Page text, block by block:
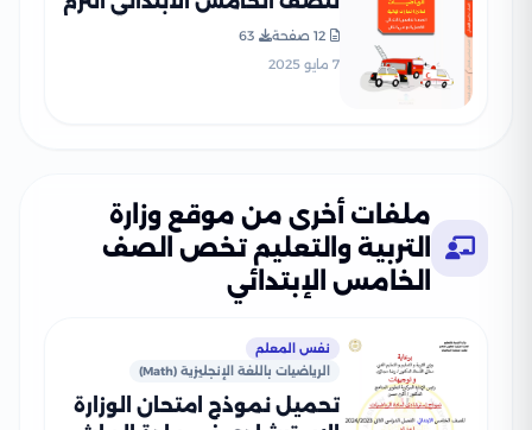
الثاني 2025 PDF بالاجابات
12 صفحة
63
7 مايو 2025
ملفات أخرى من موقع وزارة
التربية والتعليم تخص الصف
الخامس الإبتدائي
نفس المعلم
الرياضيات باللغة الإنجليزية (Math)
تحميل نموذج امتحان الوزارة